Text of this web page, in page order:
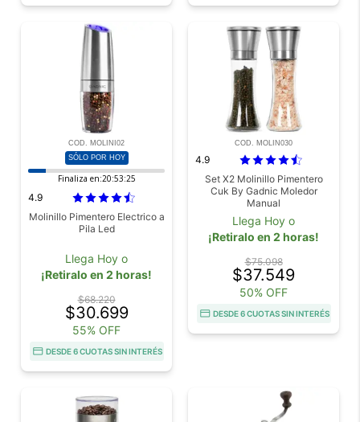
COD. MOLINI02
SÓLO POR HOY
Finaliza en:20:53:25
4.9
Molinillo Pimentero Electrico a
Pila Led
Llega Hoy o
¡Retiralo en 2 horas!
$68.220
$30.699
55% OFF
DESDE 6 CUOTAS SIN INTERÉS
COD. MOLIN030
4.9
Set X2 Molinillo Pimentero
Cuk By Gadnic Moledor
Manual
Llega Hoy o
¡Retiralo en 2 horas!
$75.098
$37.549
50% OFF
DESDE 6 CUOTAS SIN INTERÉS